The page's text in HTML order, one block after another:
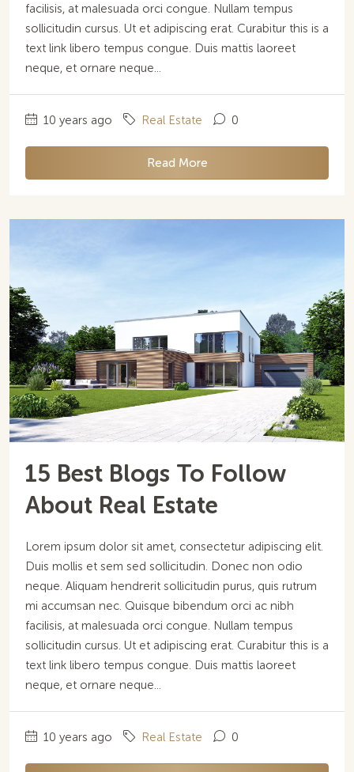
facilisis, at malesuada orci congue. Nullam tempus
sollicitudin cursus. Ut et adipiscing erat. Curabitur this is a
text link libero tempus congue. Duis mattis laoreet
neque, et ornare neque...
10 years ago Real Estate 0
Read More
15 Best Blogs To Follow
About Real Estate
Lorem ipsum dolor sit amet, consectetur adipiscing elit.
Duis mollis et sem sed sollicitudin. Donec non odio
neque. Aliquam hendrerit sollicitudin purus, quis rutrum
mi accumsan nec. Quisque bibendum orci ac nibh
facilisis, at malesuada orci congue. Nullam tempus
sollicitudin cursus. Ut et adipiscing erat. Curabitur this is a
text link libero tempus congue. Duis mattis laoreet
neque, et ornare neque...
10 years ago Real Estate 0